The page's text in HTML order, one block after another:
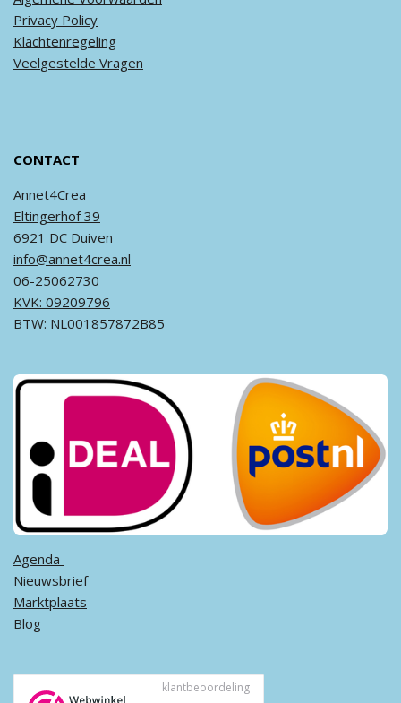
Privacy Policy
Klachtenregeling
Veelgestelde Vragen
CONTACT
Annet4Crea
Eltingerhof 39
6921 DC Duiven
info@annet4crea.nl
06-25062730
KVK: 09209796
BTW: NL001857872B85
Agenda ​
Nieuwsbrief
Marktplaats
Blog